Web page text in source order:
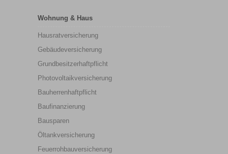
Wohnung & Haus
Hausratversicherung
Gebäudeversicherung
Grundbesitzerhaftpflicht
Photovoltaikversicherung
Bauherrenhaftpflicht
Baufinanzierung
Bausparen
Öltankversicherung
Feuerrohbauversicherung